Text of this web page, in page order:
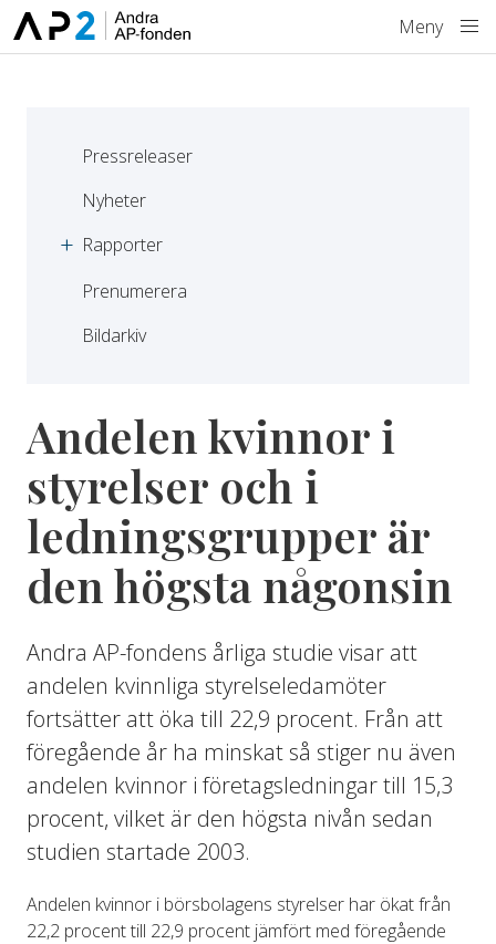
Hoppa till innehåll
Meny
Pressreleaser
Nyheter
Rapporter
Prenumerera
Bildarkiv
Andelen kvinnor i
styrelser och i
ledningsgrupper är
den högsta någonsin
Andra AP-fondens årliga studie visar att
andelen kvinnliga styrelseledamöter
fortsätter att öka till 22,9 procent. Från att
föregående år ha minskat så stiger nu även
andelen kvinnor i företagsledningar till 15,3
procent, vilket är den högsta nivån sedan
studien startade 2003.
Andelen kvinnor i börsbolagens styrelser har ökat från
22,2 procent till 22,9 procent jämfört med föregående